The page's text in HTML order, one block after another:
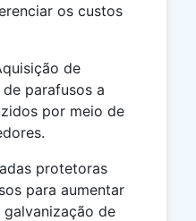
os custos
de
parafusos a
por meio de
protetoras
para aumentar
de